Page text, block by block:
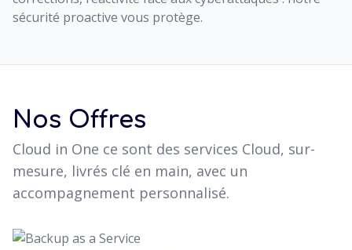
sécurité proactive vous protège.
Nos Offres
Cloud in One ce sont des services Cloud, sur-
mesure, livrés clé en main, avec un
accompagnement personnalisé.